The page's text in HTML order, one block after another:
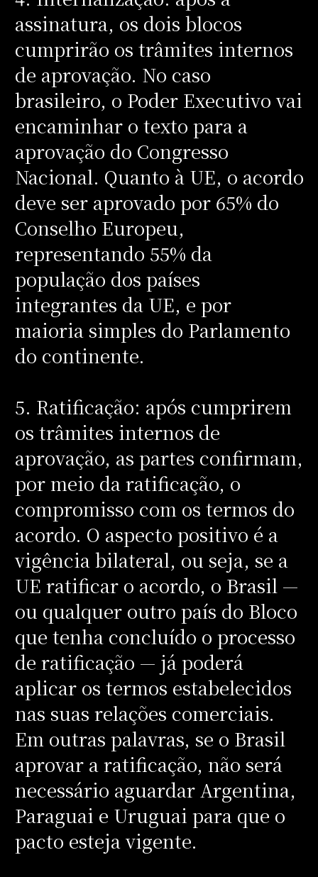
assinatura, os dois blocos
cumprirão os trâmites internos
de aprovação. No caso
brasileiro, o Poder Executivo vai
encaminhar o texto para a
aprovação do Congresso
Nacional. Quanto à UE, o acordo
deve ser aprovado por 65% do
Conselho Europeu,
representando 55% da
população dos países
integrantes da UE, e por
maioria simples do Parlamento
do continente.
5. Ratificação: após cumprirem
os trâmites internos de
aprovação, as partes confirmam,
por meio da ratificação, o
compromisso com os termos do
acordo. O aspecto positivo é a
vigência bilateral, ou seja, se a
UE ratificar o acordo, o Brasil —
ou qualquer outro país do Bloco
que tenha concluído o processo
de ratificação — já poderá
aplicar os termos estabelecidos
nas suas relações comerciais.
Em outras palavras, se o Brasil
aprovar a ratificação, não será
necessário aguardar Argentina,
Paraguai e Uruguai para que o
pacto esteja vigente.